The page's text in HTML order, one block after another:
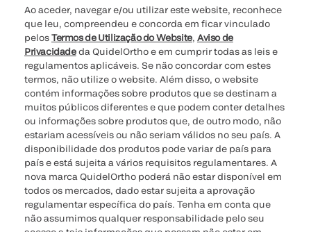
Ao aceder, navegar e/ou utilizar este website, reconhece
que leu, compreendeu e concorda em ficar vinculado
pelosTermos de Utilização do Website, Aviso de
Privacidadeda QuidelOrtho e em cumprir todas as leis e
regulamentos aplicáveis. Se não concordar com estes
termos, não utilize o website. Além disso, o website
contém informações sobre produtos que se destinam a
muitos públicos diferentes e que podem conter detalhes
ou informações sobre produtos que, de outro modo, não
estariam acessíveis ou não seriam válidos no seu país. A
disponibilidade dos produtos pode variar de país para
país e está sujeita a vários requisitos regulamentares. A
nova marca QuidelOrtho poderá não estar disponível em
todos os mercados, dado estar sujeita a aprovação
regulamentar específica do país. Tenha em conta que
não assumimos qualquer responsabilidade pelo seu